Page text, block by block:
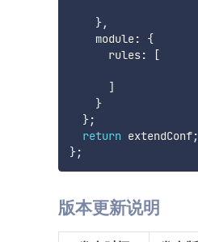
},
    module
:
{
      rules
: [
]
}
};
return extendConf;
};
版本更新说明